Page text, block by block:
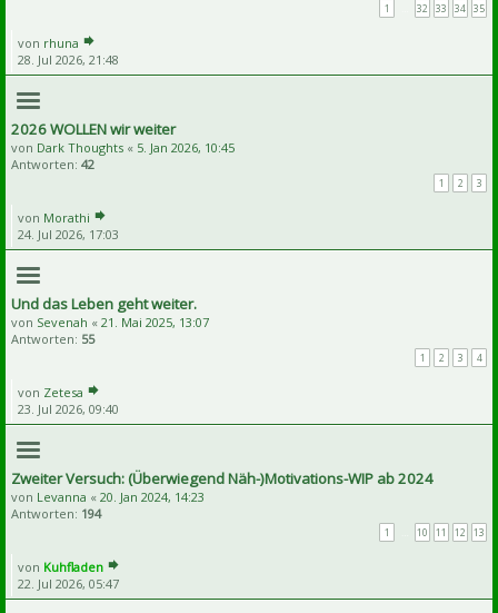
1 32 33 34 35
von rhuna
28. Jul 2026, 21:48
2026 WOLLEN wir weiter
von Dark Thoughts « 5. Jan 2026, 10:45
Antworten: 42
1 2 3
von Morathi
24. Jul 2026, 17:03
Und das Leben geht weiter.
von Sevenah « 21. Mai 2025, 13:07
Antworten: 55
1 2 3 4
von Zetesa
23. Jul 2026, 09:40
Zweiter Versuch: (Überwiegend Näh-)Motivations-WIP ab 2024
von Levanna « 20. Jan 2024, 14:23
Antworten: 194
1 10 11 12 13
von Kuhfladen
22. Jul 2026, 05:47